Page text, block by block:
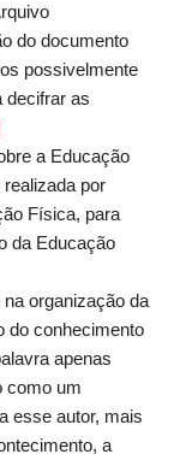
do documento
possivelmente
decifrar as
a Educação
por
Física, para
da Educação
organização da
do conhecimento
apenas
como um
esse autor, mais
a